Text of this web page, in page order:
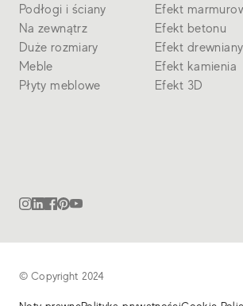
Podłogi i ściany
Na zewnątrz
Duże rozmiary
Meble
Płyty meblowe
Efekt
Efekt betonu
Efekt drewniany
Efekt kamienia
Efekt 3D
© Copyright 2024